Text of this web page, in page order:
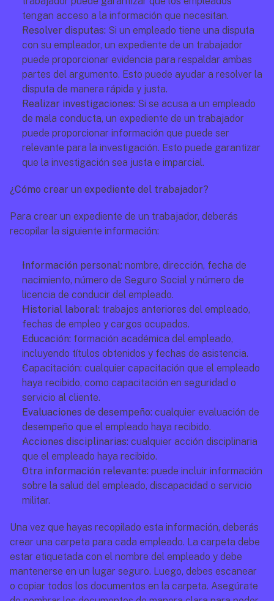
tengan acceso a la información que necesitan.
Resolver disputas: Si un empleado tiene una disputa
con su empleador, un expediente de un trabajador
puede proporcionar evidencia para respaldar ambas
partes del argumento. Esto puede ayudar a resolver la
disputa de manera rápida y justa.
Realizar investigaciones: Si se acusa a un empleado
de mala conducta, un expediente de un trabajador
puede proporcionar información que puede ser
relevante para la investigación. Esto puede garantizar
que la investigación sea justa e imparcial.
¿Cómo crear un expediente del trabajador?
Para crear un expediente de un trabajador, deberás
recopilar la siguiente información:
Información personal: nombre, dirección, fecha de
nacimiento, número de Seguro Social y número de
licencia de conducir del empleado.
Historial laboral: trabajos anteriores del empleado,
fechas de empleo y cargos ocupados.
Educación: formación académica del empleado,
incluyendo títulos obtenidos y fechas de asistencia.
Capacitación: cualquier capacitación que el empleado
haya recibido, como capacitación en seguridad o
servicio al cliente.
Evaluaciones de desempeño: cualquier evaluación de
desempeño que el empleado haya recibido.
Acciones disciplinarias: cualquier acción disciplinaria
que el empleado haya recibido.
Otra información relevante: puede incluir información
sobre la salud del empleado, discapacidad o servicio
militar.
Una vez que hayas recopilado esta información, deberás
crear una carpeta para cada empleado. La carpeta debe
estar etiquetada con el nombre del empleado y debe
mantenerse en un lugar seguro. Luego, debes escanear
o copiar todos los documentos en la carpeta. Asegúrate